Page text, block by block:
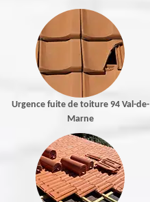
Urgence fuite de toiture 94 Val-de-
Marne